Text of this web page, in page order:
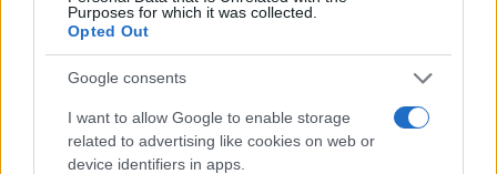
Purposes for which it was collected.
Opted Out
Google consents
I want to allow Google to enable storage
related to advertising like cookies on web or
device identifiers in apps.
#kupaonica